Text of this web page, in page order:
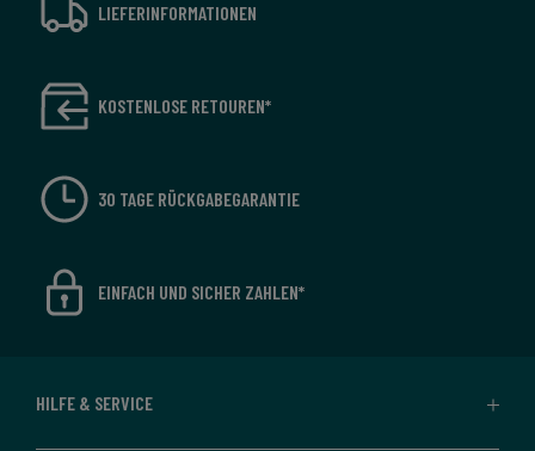
LIEFERINFORMATIONEN
KOSTENLOSE RETOUREN*
30 TAGE RÜCKGABEGARANTIE
EINFACH UND SICHER ZAHLEN*
HILFE & SERVICE